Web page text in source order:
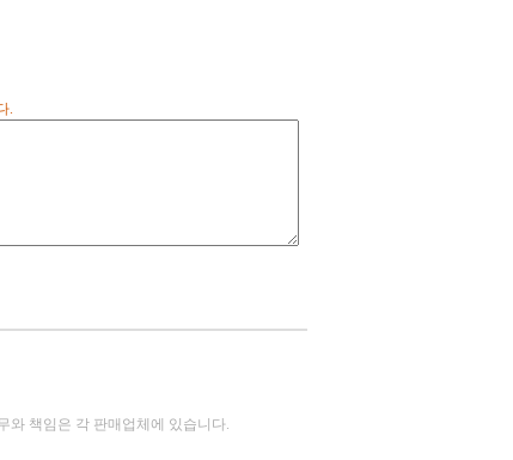
.
와 책임은 각 판매업체에 있습니다.